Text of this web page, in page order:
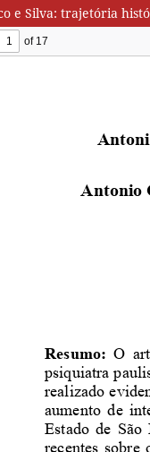
e Silva: trajetória